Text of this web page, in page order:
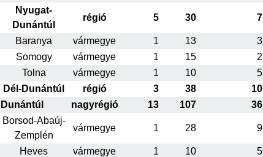
Nyugat-
Dunántúl
régió 5 30 7
Baranya vármegye 1 13 3
Somogy
vármegye 1 15 2
Tolna
vármegye 1 10 5
Dél-Dunántúl
régió 3 38 10
Dunántúl
nagyrégió 13 107 36
Borsod-Abaúj-
Zemplén
vármegye 1 28 9
Heves vármegye 1 10 5